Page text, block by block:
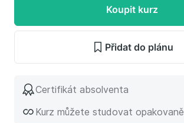
Koupit kurz
Přidat do plánu
Certifikát absolventa
Kurz můžete studovat opakovaně